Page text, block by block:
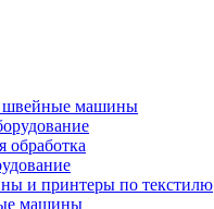
машины
обработка
и принтеры по текстилю
машины